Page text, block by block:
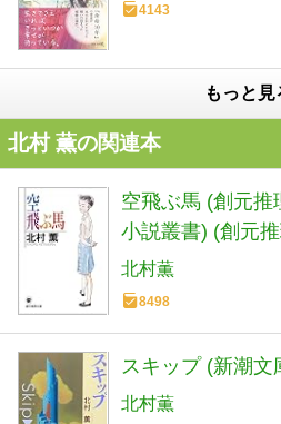
4143
もっと見
北村 薫の関連本
空飛ぶ馬 (創元
小説叢書) (創元
北村薫
8498
スキップ (新潮文
北村薫